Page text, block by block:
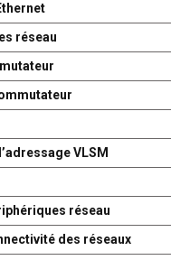
réseau
VLSM
réseau
des réseaux